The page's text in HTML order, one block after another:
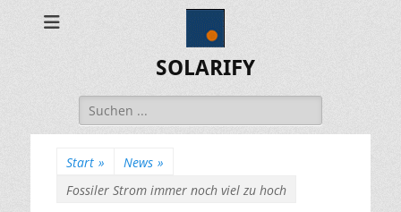
SOLARIFY
Suchen
nach:
Start » News »
Fossiler Strom immer noch viel zu hoch